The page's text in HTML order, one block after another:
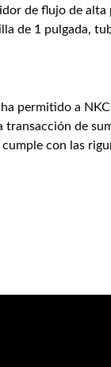
de flujo de
de 1 pulgada,
permitido a
transacción de
con las